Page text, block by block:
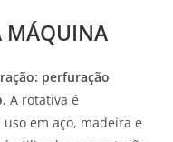
MÁQUINA
perfuração
A rotativa é
em aço, madeira e